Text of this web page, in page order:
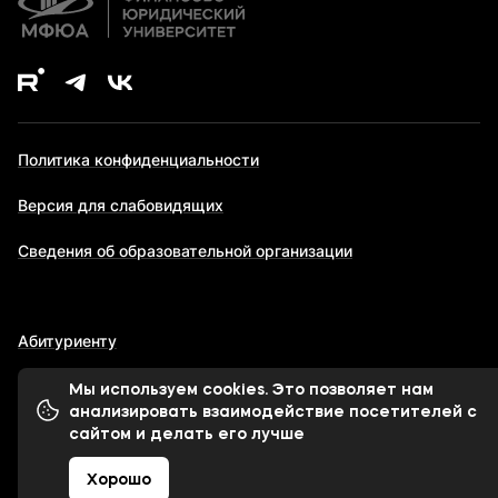
Политика конфиденциальности
Версия для слабовидящих
Сведения об образовательной организации
Абитуриенту
© 1998-2026 Московский финансово-юридический
университет МФЮА
Мы используем cookies. Это позволяет нам
анализировать взаимодействие посетителей с
сайтом и делать его лучше
Хорошо